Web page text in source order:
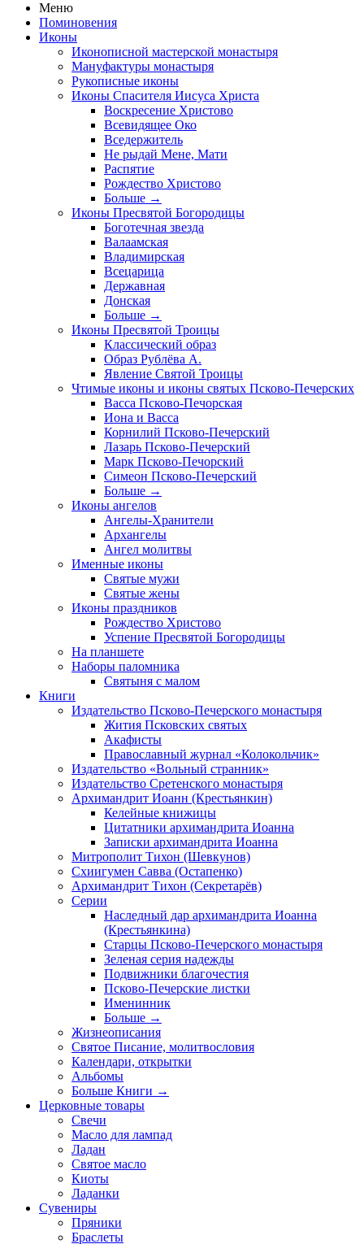
Меню
Поминовения
Иконы
Иконописной мастерской монастыря
Мануфактуры монастыря
Рукописные иконы
Иконы Спасителя Иисуса Христа
Воскресение Христово
Всевидящее Око
Вседержитель
Не рыдай Мене, Мати
Распятие
Рождество Христово
Больше →
Иконы Пресвятой Богородицы
Боготечная звезда
Валаамская
Владимирская
Всецарица
Державная
Донская
Больше →
Иконы Пресвятой Троицы
Классический образ
Образ Рублёва А.
Явление Святой Троицы
Чтимые иконы и иконы святых Псково-Печерских
Васса Псково-Печорская
Иона и Васса
Корнилий Псково-Печерский
Лазарь Псково-Печерский
Марк Псково-Печорский
Симеон Псково-Печерский
Больше →
Иконы ангелов
Ангелы-Хранители
Архангелы
Ангел молитвы
Именные иконы
Святые мужи
Святые жены
Иконы праздников
Рождество Христово
Успение Пресвятой Богородицы
На планшете
Наборы паломника
Святыня с малом
Книги
Издательство Псково-Печерского монастыря
Жития Псковских святых
Акафисты
Православный журнал «Колокольчик»
Издательство «Вольный странник»
Издательство Сретенского монастыря
Архимандрит Иоанн (Крестьянкин)
Келейные книжицы
Цитатники архимандрита Иоанна
Записки архимандрита Иоанна
Митрополит Тихон (Шевкунов)
Схиигумен Савва (Остапенко)
Архимандрит Тихон (Секретарёв)
Серии
Наследный дар архимандрита Иоанна
(Крестьянкина)
Старцы Псково-Печерского монастыря
Зеленая серия надежды
Подвижники благочестия
Псково-Печерские листки
Именинник
Больше →
Жизнеописания
Святое Писание, молитвословия
Календари, открытки
Альбомы
Больше Книги →
Церковные товары
Свечи
Масло для лампад
Ладан
Святое масло
Киоты
Ладанки
Сувениры
Пряники
Браслеты